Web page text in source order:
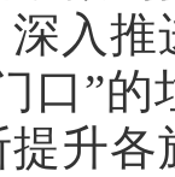
深入
口”
升